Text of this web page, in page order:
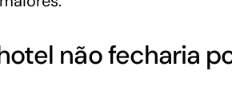
não fecharia